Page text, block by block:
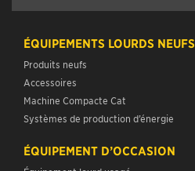
ÉQUIPEMENTS LOURDS NEUFS
Produits neufs
Accessoires
Machine Compacte Cat
Systèmes de production d’énergie
ÉQUIPEMENT D’OCCASION